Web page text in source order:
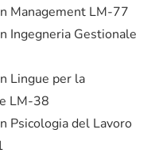
Management LM-77
Ingegneria Gestionale
Lingue per la
LM-38
Psicologia del Lavoro